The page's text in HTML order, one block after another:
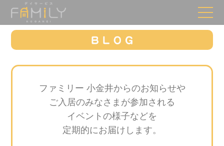
ファミリー 小金井からのお知らせや
ご入居のみなさまが参加される
イベントの様子などを
定期的にお届けします。